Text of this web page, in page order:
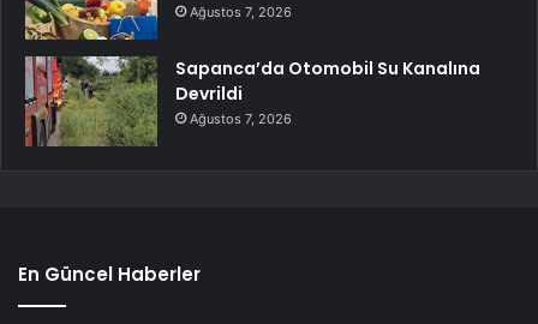
Ağustos 7, 2026
Sapanca’da Otomobil Su Kanalına
Devrildi
Ağustos 7, 2026
En Güncel Haberler